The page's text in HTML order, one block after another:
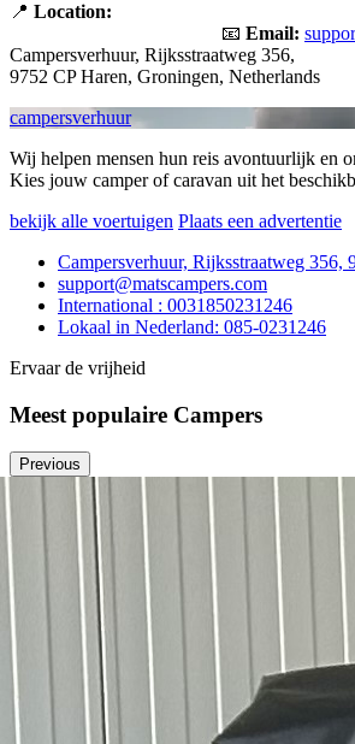
📍
📧 Email:
Campersverhuur, Rijksstraatweg 356,
9752 CP Haren, Groningen, Netherlands
campersverhuur
Wij helpen mensen hun reis avontuurlijk en
Kies jouw camper of caravan uit het
bekijk alle voertuigen Plaats een advertentie
Campersverhuur, Rijksstraatweg 356,
support@matscampers.com
International : 0031850231246
Lokaal in Nederland: 085-0231246
Ervaar de vrijheid
Meest populaire Campers
Previous